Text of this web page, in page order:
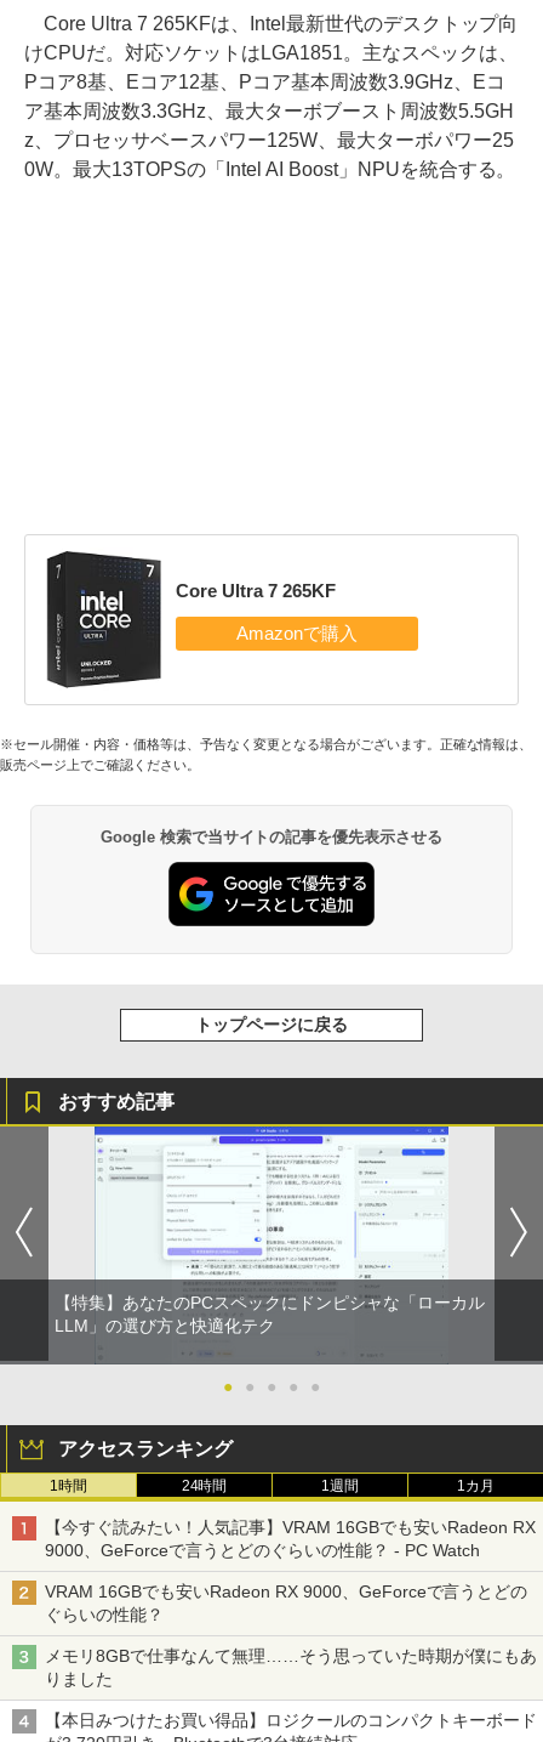
Core Ultra 7 265KFは、Intel最新世代のデスクトップ向
けCPUだ。対応ソケットはLGA1851。主なスペックは、
Pコア8基、Eコア12基、Pコア基本周波数3.9GHz、Eコ
ア基本周波数3.3GHz、最大ターボブースト周波数5.5GH
z、プロセッサベースパワー125W、最大ターボパワー25
0W。最大13TOPSの「Intel AI Boost」NPUを統合する。
Core Ultra 7 265KF
※セール開催・内容・価格等は、予告なく変更となる場合がございます。正確な情報は、
販売ページ上でご確認ください。
Google 検索で当サイトの記事を優先表示させる
トップページに戻る
おすすめ記事
【特集】あなたのPCスペックにドンピシャな「ローカル
LLM」の選び方と快適化テク
● ● ● ● ●
アクセスランキング
1時間 24時間 1週間 1カ月
【今すぐ読みたい！人気記事】VRAM 16GBでも安いRadeon RX
9000、GeForceで言うとどのぐらいの性能？ - PC Watch
VRAM 16GBでも安いRadeon RX 9000、GeForceで言うとどの
ぐらいの性能？
メモリ8GBで仕事なんて無理……そう思っていた時期が僕にもあ
りました
【本日みつけたお買い得品】ロジクールのコンパクトキーボード